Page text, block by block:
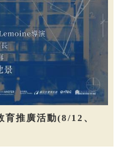
育推廣活動(8/12、